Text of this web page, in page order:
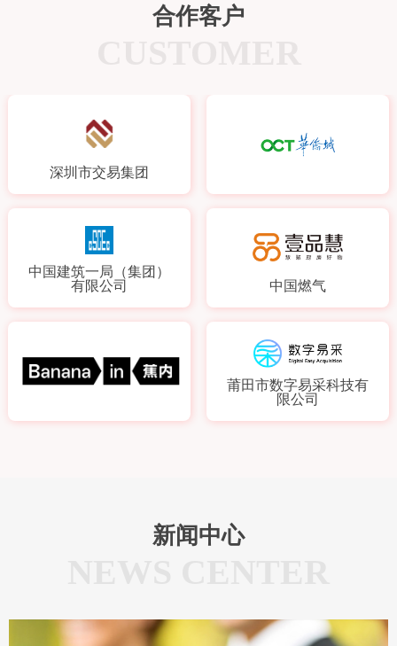
合作客户
深圳市交易集团
中国建筑一局（集团）
有限公司
中国燃气
莆田市数字易采科技有
限公司
新闻中心